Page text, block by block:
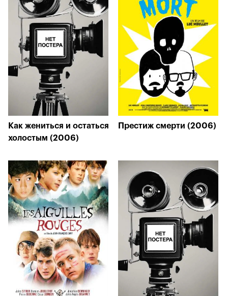
Как жениться и остаться
холостым (2006)
Престиж смерти (2006)